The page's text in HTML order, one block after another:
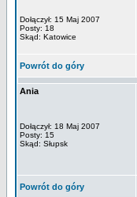
Dołączył: 15 Maj 2007
Posty: 18
Skąd: Katowice
Powrót do góry
Ania
Dołączył: 18 Maj 2007
Posty: 15
Skąd: Słupsk
Powrót do góry